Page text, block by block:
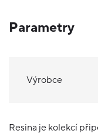
Parametry
Výrobce
Resina je kolekcí